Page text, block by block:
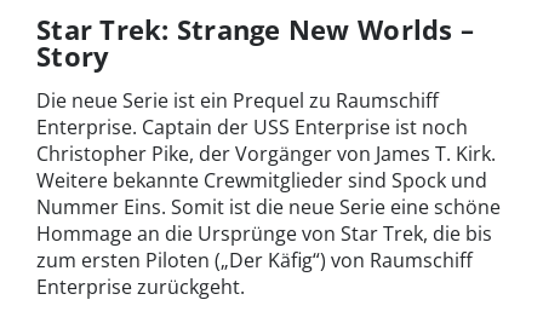
Star Trek: Strange New Worlds –
Story
Die neue Serie ist ein Prequel zu Raumschiff
Enterprise. Captain der USS Enterprise ist noch
Christopher Pike, der Vorgänger von James T. Kirk.
Weitere bekannte Crewmitglieder sind Spock und
Nummer Eins. Somit ist die neue Serie eine schöne
Hommage an die Ursprünge von Star Trek, die bis
zum ersten Piloten („Der Käfig“) von Raumschiff
Enterprise zurückgeht.